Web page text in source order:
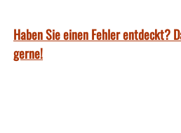
Haben Sie einen Fehler entdeckt?
gerne!